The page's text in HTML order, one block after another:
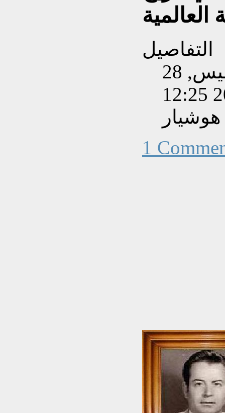
العالمية
التفاصيل
تم إنشاءه بتاريخ الخميس, 28
1